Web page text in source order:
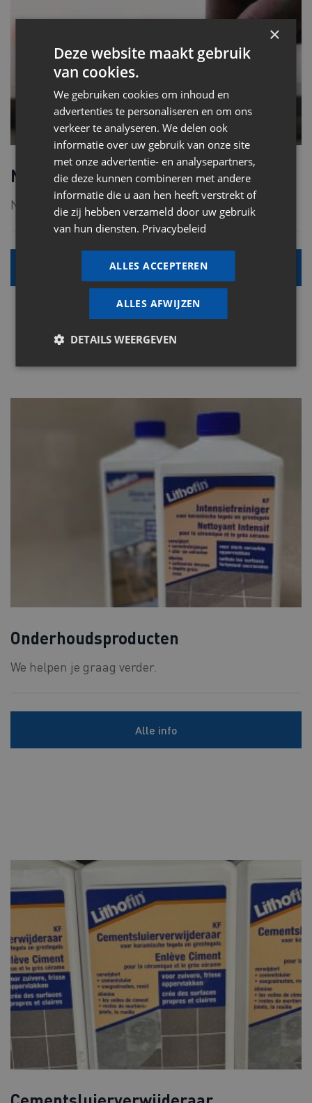
Nivelleersystemen
Neem een kijkje in onze bouwshop.
Alle info
Onderhoudsproducten
We helpen je graag verder.
Alle info
×
Deze website maakt gebruik
van cookies.
We gebruiken cookies om inhoud en
advertenties te personaliseren en om ons
verkeer te analyseren. We delen ook
informatie over uw gebruik van onze site
met onze advertentie- en analysepartners,
die deze kunnen combineren met andere
informatie die u aan hen heeft verstrekt of
die zij hebben verzameld door uw gebruik
van hun diensten. Privacybeleid
ALLES ACCEPTEREN
ALLES AFWIJZEN
DETAILS WEERGEVEN